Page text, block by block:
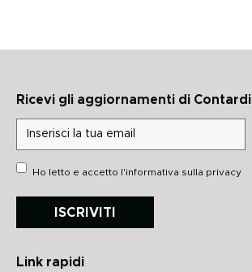
Ricevi gli aggiornamenti di Contardi
Ho letto e accetto l'informativa sulla privacy
ISCRIVITI
Link rapidi